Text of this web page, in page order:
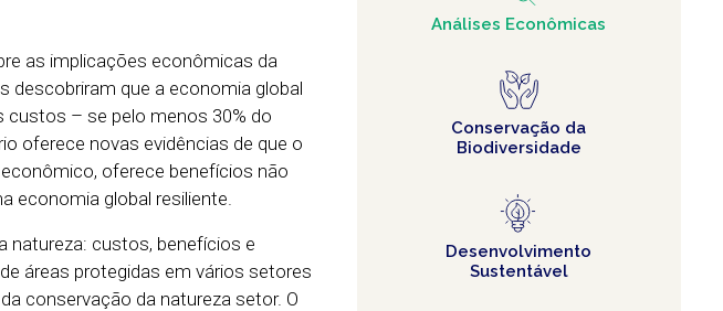
as implicações econômicas da
descobriram que a economia global
custos – se pelo menos 30% do
oferece novas evidências de que o
oferece benefícios não
economia global resiliente.
natureza: custos, benefícios e
áreas protegidas em vários setores
conservação da natureza setor. O
Análises Econômicas
Conservação da
Biodiversidade
Desenvolvimento
Sustentável